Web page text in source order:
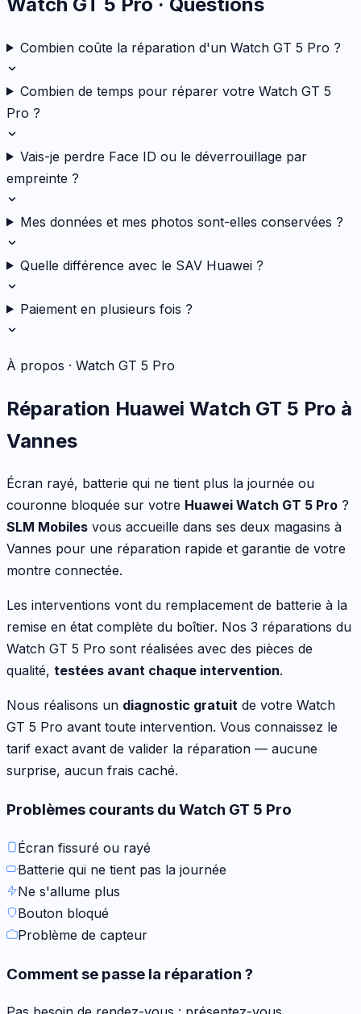
Combien coûte la réparation d'un Watch GT 5 Pro ?
Combien de temps pour réparer votre Watch GT 5
Pro ?
Vais-je perdre Face ID ou le déverrouillage par
empreinte ?
Mes données et mes photos sont-elles conservées ?
Quelle différence avec le SAV Huawei ?
Paiement en plusieurs fois ?
À propos · Watch GT 5 Pro
Réparation Huawei Watch GT 5 Pro à
Vannes
Écran rayé, batterie qui ne tient plus la journée ou
couronne bloquée sur votre Huawei Watch GT 5 Pro ?
SLM Mobiles vous accueille dans ses deux magasins à
Vannes pour une réparation rapide et garantie de votre
montre connectée.
Les interventions vont du remplacement de batterie à la
remise en état complète du boîtier. Nos 3 réparations du
Watch GT 5 Pro sont réalisées avec des pièces de
qualité, testées avant chaque intervention.
Nous réalisons un diagnostic gratuit de votre Watch
GT 5 Pro avant toute intervention. Vous connaissez le
tarif exact avant de valider la réparation — aucune
surprise, aucun frais caché.
Problèmes courants du Watch GT 5 Pro
Écran fissuré ou rayé
Batterie qui ne tient pas la journée
Ne s'allume plus
Bouton bloqué
Problème de capteur
Comment se passe la réparation ?